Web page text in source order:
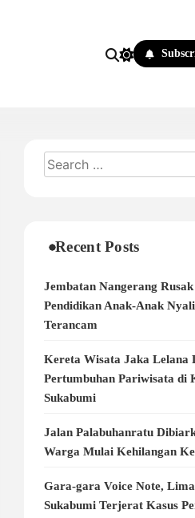
Recent Posts
Jembatan Nangerang
Pendidikan Anak-Anak
Terancam
Kereta Wisata Jaka Lelana
Pertumbuhan Pariwisata di
Sukabumi
Jalan Palabuhanratu
Warga Mulai Kehilangan
Gara-gara Voice Note,
Sukabumi Terjerat Kasus